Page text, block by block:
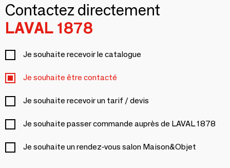
Contactez directement
LAVAL 1878
Je souhaite recevoir le catalogue
Je souhaite être contacté
Je souhaite recevoir un tarif / devis
Je souhaite passer commande auprès de LAVAL 1878
Je souhaite un rendez-vous salon Maison&Objet